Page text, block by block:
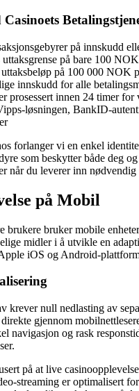
på innskudd
på bare 100 NOK
på 100 000 NOK
innskudd for alle
prosessert innen 24 timer for
løsningen, BankID-
forlanger vi en enkel
som beskytter både deg
når du leverer inn nødvendig
på Mobil
brukere bruker mobile
midler i å utvikle en
iOS og Android-
krever null nedlasting av
gjennom
navigasjon og rask
på at live
streaming er optimalisert